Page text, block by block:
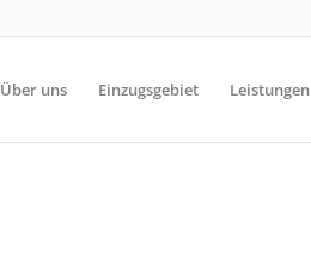
Über uns Einzugsgebiet Leistungen